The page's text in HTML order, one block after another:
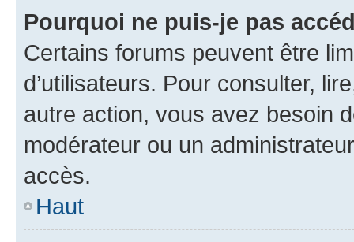
Pourquoi ne puis-je pas
Certains forums peuvent être
d’utilisateurs. Pour consulter,
autre action, vous avez besoin
modérateur ou un
accès.
Haut